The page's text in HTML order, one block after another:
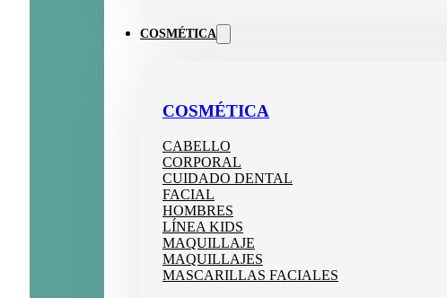
COSMÉTICA
COSMÉTICA
CABELLO
CORPORAL
CUIDADO DENTAL
FACIAL
HOMBRES
LÍNEA KIDS
MAQUILLAJE
MAQUILLAJES
MASCARILLAS FACIALES